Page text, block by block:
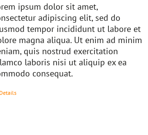
ipsum dolor sit amet,
adipiscing elit, sed do
tempor incididunt ut labore et
magna aliqua. Ut enim ad minim
quis nostrud exercitation
laboris nisi ut aliquip ex ea
consequat.
Details